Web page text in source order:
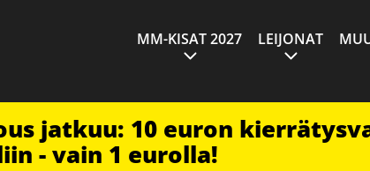
MM-KISAT 2027 LEIJONAT
jatkuu: 10 euron
- vain 1 eurolla!